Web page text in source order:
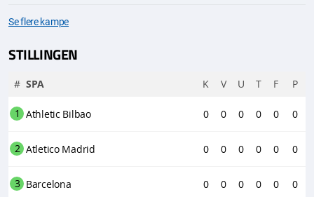
Se flere kampe
STILLINGEN
# SPA K V U T F P
1 Athletic Bilbao 0 0 0 0 0 0
2 Atletico Madrid 0 0 0 0 0 0
3 Barcelona 0 0 0 0 0 0